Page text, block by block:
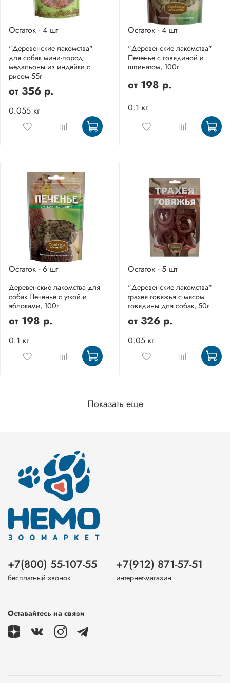
Остаток - 4 шт
"Деревенские лакомства"
для собак мини-пород:
медальоны из индейки с
рисом 55г
от 356 р.
0.055 кг
Остаток - 4 шт
"Деревенские лакомства"
Печенье с говядиной и
шпинатом, 100г
от 198 р.
0.1 кг
Остаток - 6 шт
Деревенские лакомства для
собак Печенье с уткой и
яблоками, 100г
от 198 р.
0.1 кг
Остаток - 5 шт
"Деревенские лакомства"
трахея говяжья с мясом
говядины для собак, 50г
от 326 р.
0.05 кг
Показать еще
+7(800) 55-107-55
бесплатный звонок
+7(912) 871-57-51
интернет-магазин
Оставайтесь на связи